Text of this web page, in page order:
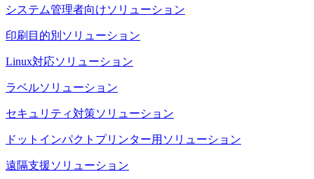
システム管理者向けソリューション
印刷目的別ソリューション
Linux対応ソリューション
ラベルソリューション
セキュリティ対策ソリューション
ドットインパクトプリンター用ソリューション
遠隔支援ソリューション